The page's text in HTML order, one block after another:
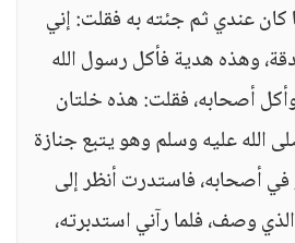
كان عندي ثم جئته به فقلت: إني
وهذه هدية فأكل رسول الله
أصحابه، فقلت: هذه خلتان
الله عليه وسلم وهو يتبع جنازة
أصحابه، فاستدرت أنظر إلى
وصف، فلما رآني استدبرته،